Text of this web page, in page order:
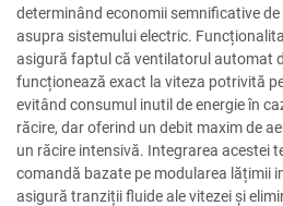
determinând economii semnificative
asupra sistemului electric.
asigură faptul că ventilatorul automat
funcționează exact la viteza potrivită
evitând consumul inutil de energie în
răcire, dar oferind un debit maxim de
un răcire intensivă. Integrarea acestei
comandă bazate pe modularea lățimii
asigură tranziții fluide ale vitezei și